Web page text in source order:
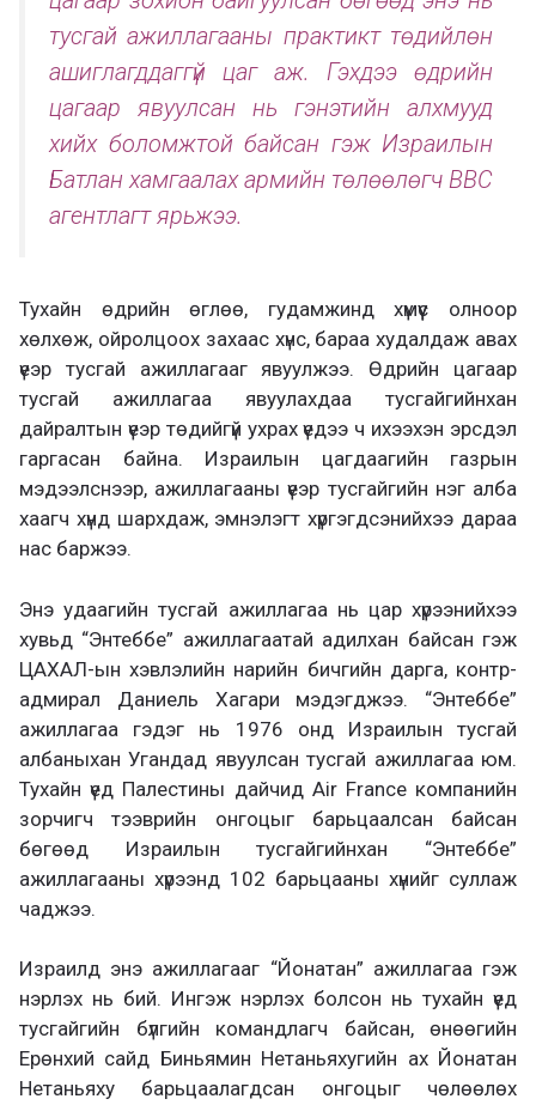
тусгай ажиллагааны практикт төдийлөн
ашиглагддаггүй цаг аж. Гэхдээ өдрийн
цагаар явуулсан нь гэнэтийн алхмууд
хийх боломжтой байсан гэж Израилын
Батлан хамгаалах армийн төлөөлөгч ВВС
агентлагт ярьжээ.
Тухайн өдрийн өглөө, гудамжинд хүмүүс олноор
хөлхөж, ойролцоох захаас хүнс, бараа худалдаж авах
үеэр тусгай ажиллагааг явуулжээ. Өдрийн цагаар
тусгай ажиллагаа явуулахдаа тусгайгийнхан
дайралтын үеэр төдийгүй ухрах үедээ ч ихээхэн эрсдэл
гаргасан байна. Израилын цагдаагийн газрын
мэдээлснээр, ажиллагааны үеэр тусгайгийн нэг алба
хаагч хүнд шархдаж, эмнэлэгт хүргэгдсэнийхээ дараа
нас баржээ.
Энэ удаагийн тусгай ажиллагаа нь цар хүрээнийхээ
хувьд “Энтеббе” ажиллагаатай адилхан байсан гэж
ЦАХАЛ-ын хэвлэлийн нарийн бичгийн дарга, контр-
адмирал Даниель Хагари мэдэгджээ. “Энтеббе”
ажиллагаа гэдэг нь 1976 онд Израилын тусгай
албаныхан Угандад явуулсан тусгай ажиллагаа юм.
Тухайн үед Палестины дайчид Air France компанийн
зорчигч тээврийн онгоцыг барьцаалсан байсан
бөгөөд Израилын тусгайгийнхан “Энтеббе”
ажиллагааны хүрээнд 102 барьцааны хүнийг суллаж
чаджээ.
Израилд энэ ажиллагааг “Йонатан” ажиллагаа гэж
нэрлэх нь бий. Ингэж нэрлэх болсон нь тухайн үед
тусгайгийн бүлгийн командлагч байсан, өнөөгийн
Ерөнхий сайд Биньямин Нетаньяхугийн ах Йонатан
Нетаньяху барьцаалагдсан онгоцыг чөлөөлөх